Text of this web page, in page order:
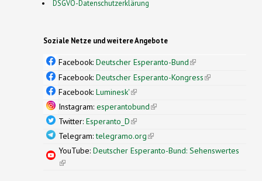
DSGVO-Datenschutzerklärung
Soziale Netze und weitere Angebote
Facebook: Deutscher Esperanto-Bund(link is
external)
Facebook: Deutscher Esperanto-Kongress(link is
Facebook: Luminesk'(link is external)
Instagram: esperantobund(link is external)
Twitter: Esperanto_D(link is external)
Telegram:telegramo.org(link is external)
YouTube: Deutscher Esperanto-Bund: Sehenswertes
(link is external)